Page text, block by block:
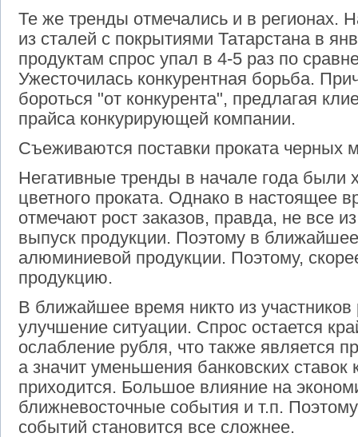
Те же тренды отмечались и в регионах.
из сталей с покрытиями Татарстана в
продуктам спрос упал в 4-5 раз по
Ужесточилась конкурентная борьба.
бороться "от конкурента", предлагая
прайса конкурирующей компании.
Съеживаются поставки проката
Негативные тренды в начале года были
цветного проката. Однако в настоящее
отмечают рост заказов, правда, не все
выпуск продукции. Поэтому в
алюминиевой продукции. Поэтому,
продукцию.
В ближайшее время никто из
улучшение ситуации. Спрос остается
ослабление рубля, что также является
а значит уменьшения банковских ставок
приходится. Большое влияние на
ближневосточные события и т.п.
событий становится все сложнее.